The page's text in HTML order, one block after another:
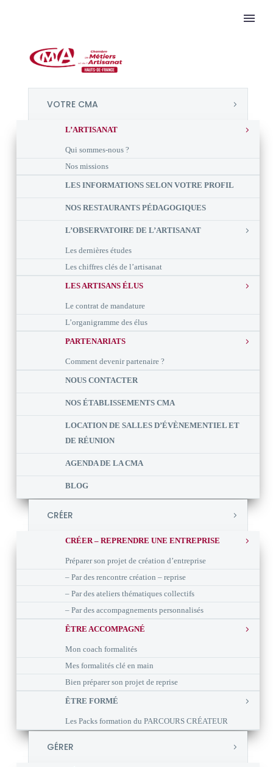
VOTRE CMA
L’ARTISANAT
Qui sommes-nous ?
Nos missions
LES INFORMATIONS SELON VOTRE PROFIL
NOS RESTAURANTS PÉDAGOGIQUES
L’OBSERVATOIRE DE L’ARTISANAT
Les dernières études
Les chiffres clés de l’artisanat
LES ARTISANS ÉLUS
Le contrat de mandature
L’organigramme des élus
PARTENARIATS
Comment devenir partenaire ?
NOUS CONTACTER
NOS ÉTABLISSEMENTS CMA
LOCATION DE SALLES D’ÉVÈNEMENTIEL ET
DE RÉUNION
AGENDA DE LA CMA
BLOG
CRÉER
CRÉER – REPRENDRE UNE ENTREPRISE
Préparer son projet de création d’entreprise
– Par des rencontre création – reprise
– Par des ateliers thématiques collectifs
– Par des accompagnements personnalisés
ÊTRE ACCOMPAGNÉ
Mon coach formalités
Mes formalités clé en main
Bien préparer son projet de reprise
ÊTRE FORMÉ
Les Packs formation du PARCOURS CRÉATEUR
GÉRER